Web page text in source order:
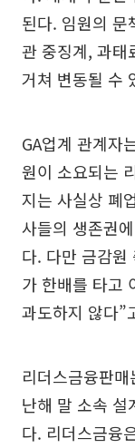
된다. 임원의 문
관 중징계, 과태
거쳐 변동될 수
GA업계 관계자
원이 소요되는
지는 사실상 폐
사들의 생존권
다. 다만 금감원
가 한배를 타고
과도하지 않다”
리더스금융판매
난해 말 소속 설
다. 리더스금융